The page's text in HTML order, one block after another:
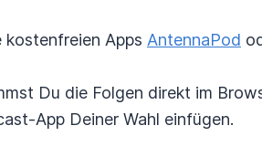
kostenfreien Apps AntennaPod
Du die Folgen direkt im
App Deiner Wahl einfügen.